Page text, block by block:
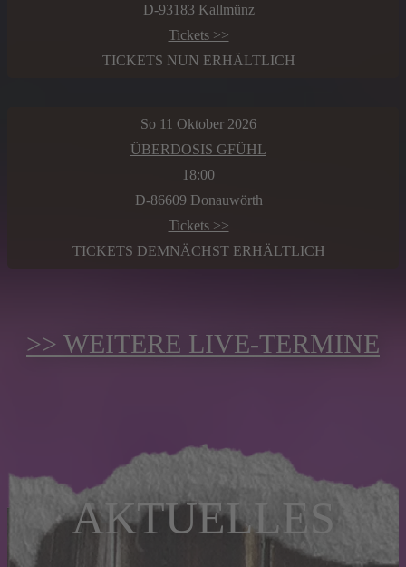
D-93183 Kallmünz
Tickets >>
TICKETS NUN ERHÄLTLICH
So 11 Oktober 2026
ÜBERDOSIS GFÜHL
18:00
D-86609 Donauwörth
Tickets >>
TICKETS DEMNÄCHST ERHÄLTLICH
>> WEITERE LIVE-TERMINE
AKTUELLES